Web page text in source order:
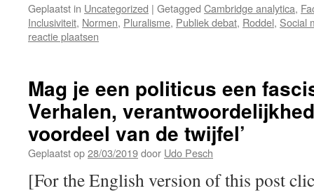
Geplaatst in Uncategorized | Getagged Cambridge analytica,
Inclusiviteit, Normen, Pluralisme, Publiek debat, Roddel, Social
reactie plaatsen
Mag je een politicus een
Verhalen,
voordeel van de twijfel’
Geplaatst op28/03/2019door Udo Pesch
[For the English version of this post